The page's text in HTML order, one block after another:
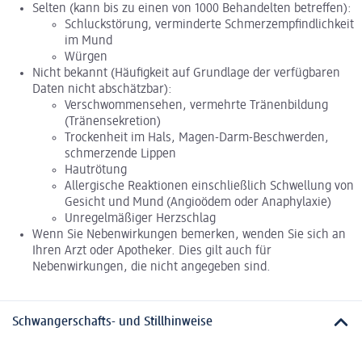
Selten (kann bis zu einen von 1000 Behandelten betreffen):
Schluckstörung, verminderte Schmerzempfindlichkeit
im Mund
Würgen
Nicht bekannt (Häufigkeit auf Grundlage der verfügbaren
Daten nicht abschätzbar):
Verschwommensehen, vermehrte Tränenbildung
(Tränensekretion)
Trockenheit im Hals, Magen-Darm-Beschwerden,
schmerzende Lippen
Hautrötung
Allergische Reaktionen einschließlich Schwellung von
Gesicht und Mund (Angioödem oder Anaphylaxie)
Unregelmäßiger Herzschlag
Wenn Sie Nebenwirkungen bemerken, wenden Sie sich an
Ihren Arzt oder Apotheker. Dies gilt auch für
Nebenwirkungen, die nicht angegeben sind.
Schwangerschafts- und Stillhinweise